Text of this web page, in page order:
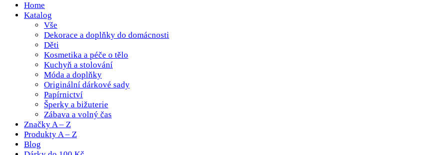
Home
Katalog
Vše
Dekorace a doplňky do domácnosti
Děti
Kosmetika a péče o tělo
Kuchyň a stolování
Móda a doplňky
Originální dárkové sady
Papírnictví
Šperky a bižuterie
Zábava a volný čas
Značky A – Z
Produkty A – Z
Blog